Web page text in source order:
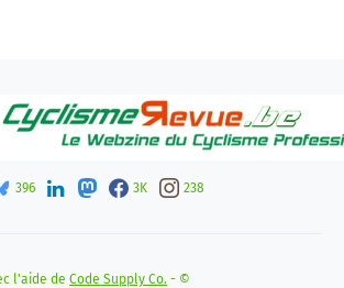
396 3K 238
l'aide de Code Supply Co. - ©